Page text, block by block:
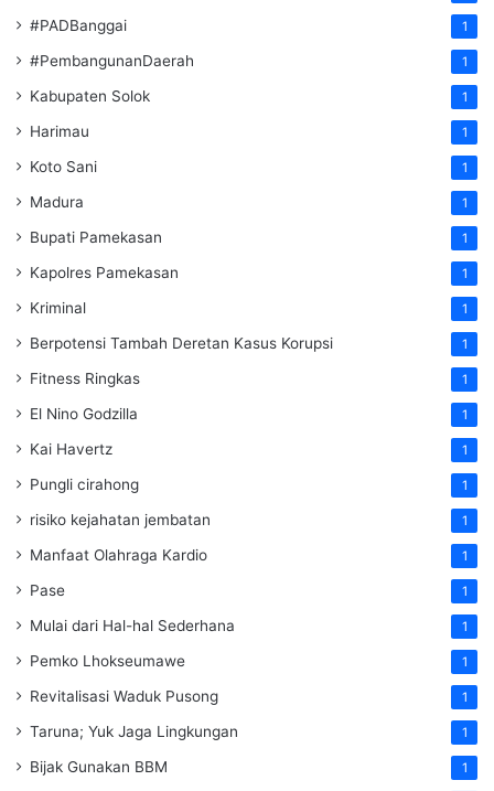
#PADBanggai 1
#PembangunanDaerah 1
Kabupaten Solok 1
Harimau 1
Koto Sani 1
Madura 1
Bupati Pamekasan 1
Kapolres Pamekasan 1
Kriminal 1
Berpotensi Tambah Deretan Kasus Korupsi 1
Fitness Ringkas 1
El Nino Godzilla 1
Kai Havertz 1
Pungli cirahong 1
risiko kejahatan jembatan 1
Manfaat Olahraga Kardio 1
Pase 1
Mulai dari Hal-hal Sederhana 1
Pemko Lhokseumawe 1
Revitalisasi Waduk Pusong 1
Taruna; Yuk Jaga Lingkungan 1
Bijak Gunakan BBM 1